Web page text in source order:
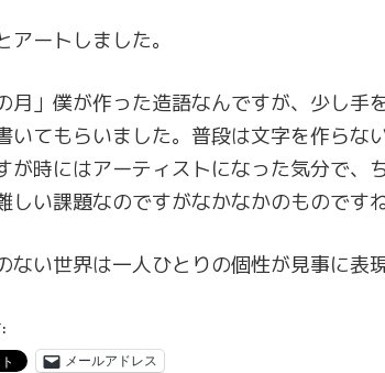
アートしました。
月」僕が作った造語なんですが、少し
いてもらいました。普段は文字を作らな
が時にはアーティストになった気分で、
しい課題なのですがなかなかのものですね
ない世界は一人ひとりの個性が見事に表
メールアドレス